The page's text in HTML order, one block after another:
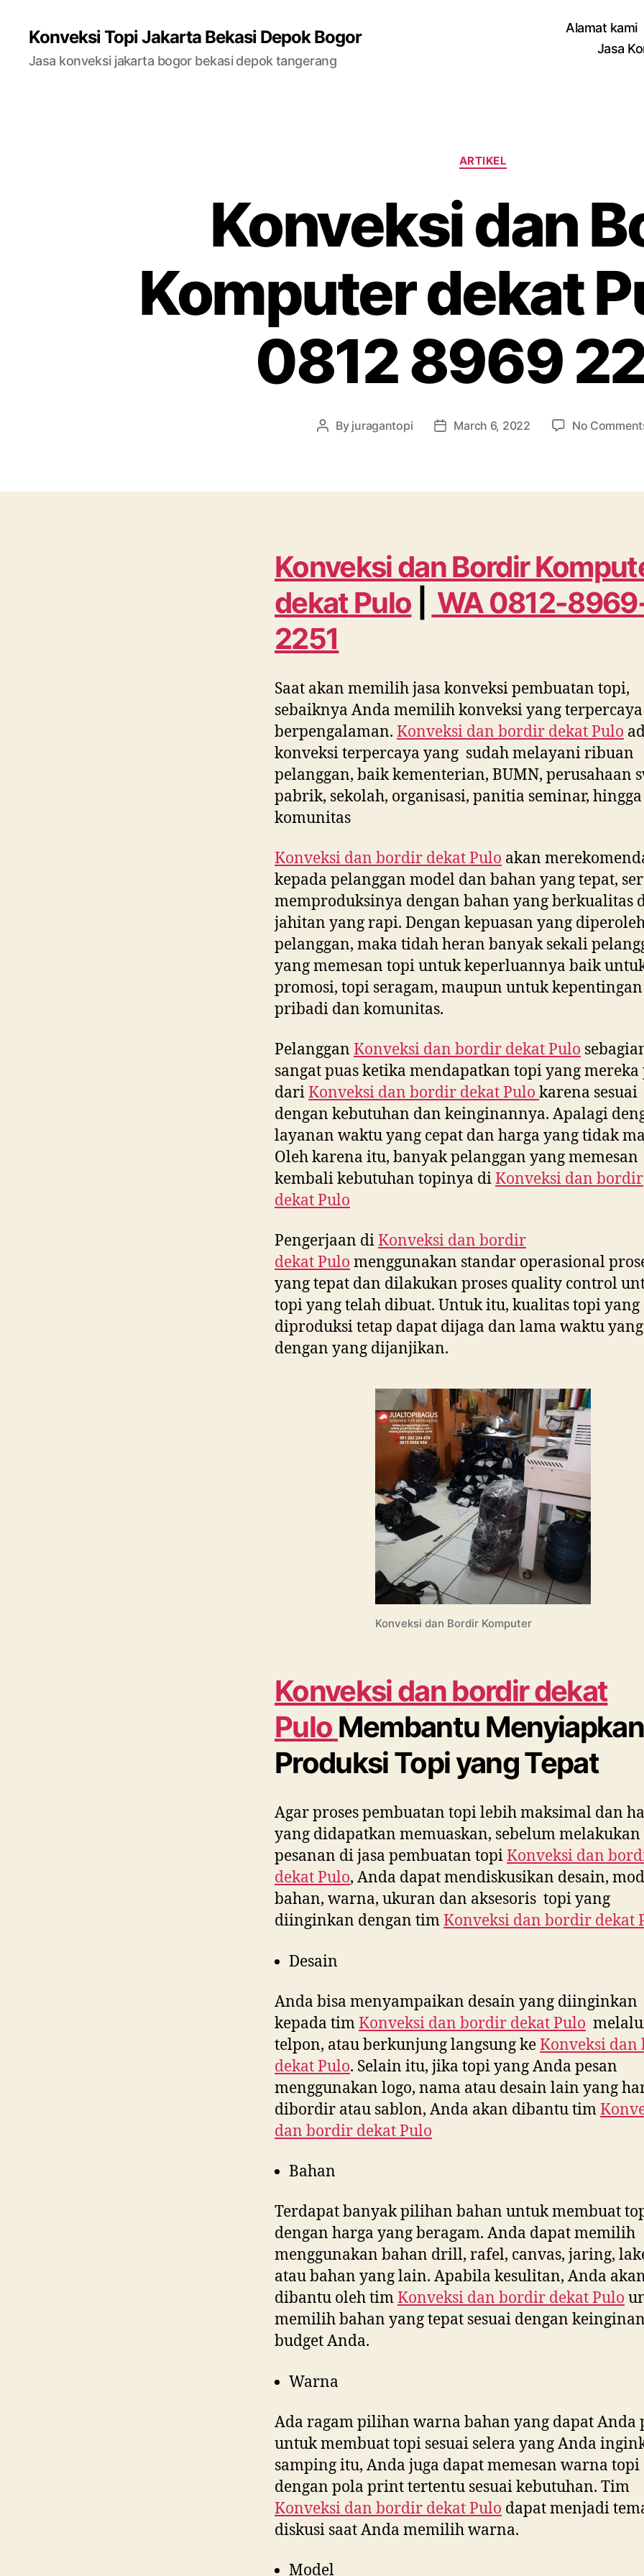
Konveksi Topi Jakarta Bekasi Depok Bogor
Jasa konveksi jakarta bogor bekasi depok tangerang
Alamat kami
Jasa
Categories
ARTIKEL
Konveksi dan
Komputer dekat
0812 8969
Post
By juragantopi
PostMarch 6, 2022 No
Konveksi dan Bordir
dekatPulo
WA 0812-
2251
Saat akan memilih jasa konveksi pembuatan topi,
sebaiknya Anda memilih konveksi yang
berpengalaman. Konveksi dan bordir dekatPulo
konveksi terpercaya yang sudah melayani ribuan
pelanggan, baik kementerian, BUMN, perusahaan
pabrik, sekolah, organisasi, panitia seminar, hingga
komunitas
Konveksi dan bordir dekatPulo akan
kepada pelanggan model dan bahan yang tepat,
memproduksinya dengan bahan yang berkualitas
jahitan yang rapi. Dengan kepuasan yang
pelanggan, maka tidah heran banyak sekali
yang memesan topi untuk keperluannya baik
promosi, topi seragam, maupun untuk kepentingan
pribadi dan komunitas.
Pelanggan Konveksi dan bordir dekatPulo
sangat puas ketika mendapatkan topi yang mereka
dariKonveksi dan bordir dekatPulo karena sesuai
dengan kebutuhan dan keinginannya. Apalagi
layanan waktu yang cepat dan harga yang tidak
Oleh karena itu, banyak pelanggan yang memesan
kembali kebutuhan topinya diKonveksi dan bordir
dekatPulo
Pengerjaan diKonveksi dan bordir
dekatPulo menggunakan standar operasional
yang tepat dan dilakukan proses quality control
topi yang telah dibuat. Untuk itu, kualitas topi yang
diproduksi tetap dapat dijaga dan lama waktu yang
dengan yang dijanjikan.
Konveksi dan Bordir Komputer
Konveksi dan bordir dekat
Pulo Membantu Menyiapkan
Produksi Topi yang Tepat
Agar proses pembuatan topi lebih maksimal dan
yang didapatkan memuaskan, sebelum melakukan
pesanan di jasa pembuatan topiKonveksi dan
dekatPulo, Anda dapat mendiskusikan desain,
bahan, warna, ukuran dan aksesoris topi yang
diinginkan dengan timKonveksi dan bordir dekat
Desain
Anda bisa menyampaikan desain yang diinginkan
kepada timKonveksi dan bordir dekatPulo
telpon, atau berkunjung langsung keKonveksi
dekatPulo. Selain itu, jika topi yang Anda pesan
menggunakan logo, nama atau desain lain yang
dibordir atau sablon, Anda akan dibantu tim
dan bordir dekatPulo
Bahan
Terdapat banyak pilihan bahan untuk membuat
dengan harga yang beragam. Anda dapat memilih
menggunakan bahan drill, rafel, canvas, jaring,
atau bahan yang lain. Apabila kesulitan, Anda
dibantu oleh timKonveksi dan bordir dekatPulo
memilih bahan yang tepat sesuai dengan
budget Anda.
Warna
Ada ragam pilihan warna bahan yang dapat Anda
untuk membuat topi sesuai selera yang Anda
samping itu, Anda juga dapat memesan warna topi
dengan pola print tertentu sesuai kebutuhan. Tim
Konveksi dan bordir dekatPulo dapat menjadi
diskusi saat Anda memilih warna.
Model